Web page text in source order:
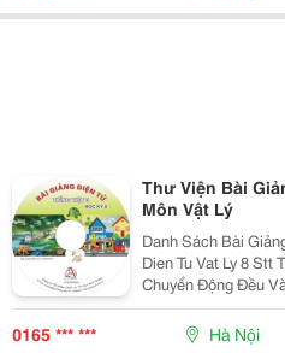
Thư Viện Bài
Môn Vật Lý
Danh Sách Bài
Dien Tu Vat Ly 8 Stt
Chuyển Động Đều
Diễn Lực 4 5 Sự
Sát 6 7 Áp Suất 7
0165 *** *** Hà Nội